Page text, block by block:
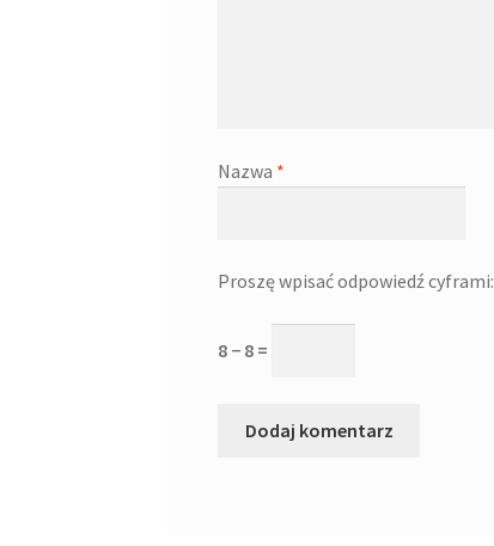
Nazwa *
Proszę wpisać odpowiedź cyframi:
8 − 8 =